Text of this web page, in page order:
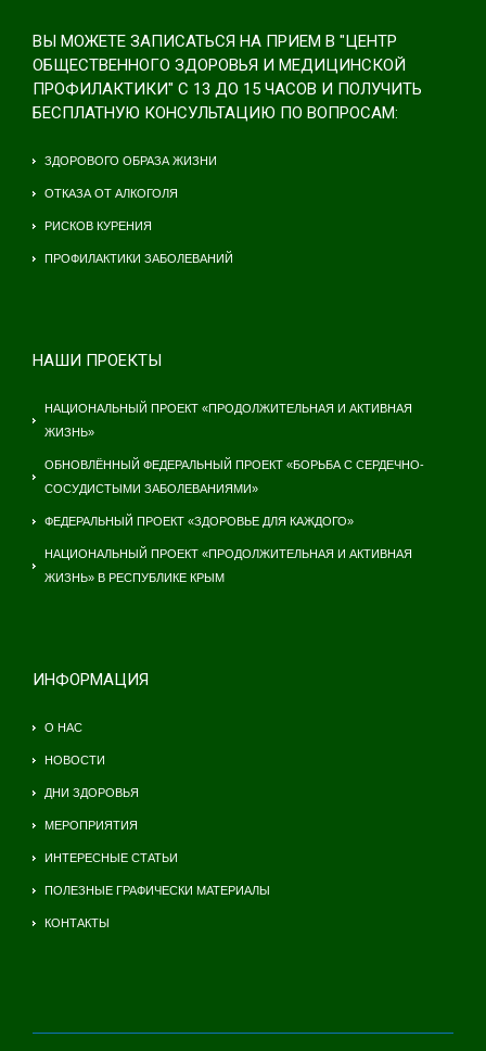
ВЫ МОЖЕТЕ ЗАПИСАТЬСЯ НА ПРИЕМ В "ЦЕНТР
ОБЩЕСТВЕННОГО ЗДОРОВЬЯ И МЕДИЦИНСКОЙ
ПРОФИЛАКТИКИ" С 13 ДО 15 ЧАСОВ И ПОЛУЧИТЬ
БЕСПЛАТНУЮ КОНСУЛЬТАЦИЮ ПО ВОПРОСАМ:
ЗДОРОВОГО ОБРАЗА ЖИЗНИ
ОТКАЗА ОТ АЛКОГОЛЯ
РИСКОВ КУРЕНИЯ
ПРОФИЛАКТИКИ ЗАБОЛЕВАНИЙ
НАШИ ПРОЕКТЫ
НАЦИОНАЛЬНЫЙ ПРОЕКТ «ПРОДОЛЖИТЕЛЬНАЯ И АКТИВНАЯ
ЖИЗНЬ»
ОБНОВЛЁННЫЙ ФЕДЕРАЛЬНЫЙ ПРОЕКТ «БОРЬБА С СЕРДЕЧНО-
СОСУДИСТЫМИ ЗАБОЛЕВАНИЯМИ»
ФЕДЕРАЛЬНЫЙ ПРОЕКТ «ЗДОРОВЬЕ ДЛЯ КАЖДОГО»
НАЦИОНАЛЬНЫЙ ПРОЕКТ «ПРОДОЛЖИТЕЛЬНАЯ И АКТИВНАЯ
ЖИЗНЬ» В РЕСПУБЛИКЕ КРЫМ
ИНФОРМАЦИЯ
О НАС
НОВОСТИ
ДНИ ЗДОРОВЬЯ
МЕРОПРИЯТИЯ
ИНТЕРЕСНЫЕ СТАТЬИ
ПОЛЕЗНЫЕ ГРАФИЧЕСКИ МАТЕРИАЛЫ
КОНТАКТЫ